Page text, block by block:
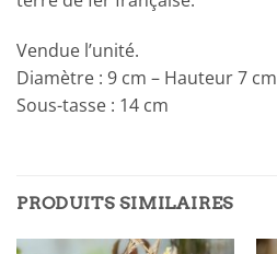
Vendue l’unité.
Diamètre : 9 cm – Hauteur 7 cm
Sous-tasse : 14 cm
PRODUITS SIMILAIRES